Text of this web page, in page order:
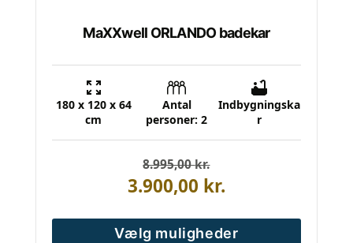
MaXXwell ORLANDO badekar
180 x 120 x 64
cm
Antal
personer: 2
Indbygningska
r
8.995,00kr.
Den
oprindelige
pris
8.995,00 kr..
3.900,00 kr.
Den
aktuelle
pris
3.900,00 kr..
Vælg muligheder